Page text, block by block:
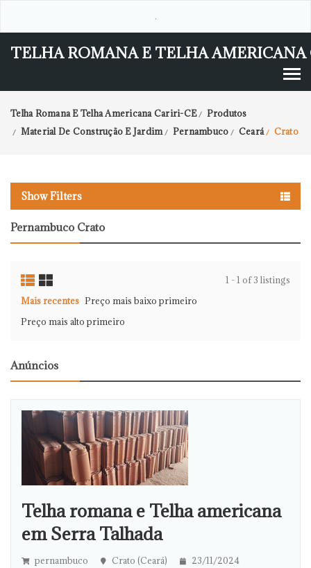
.
TELHA ROMANA E TELHA AMERICANA
Telha Romana E Telha Americana Cariri-CE / Produtos
/ Material De Construção E Jardim / Pernambuco / Ceará / Crato
Show Filters
Pernambuco Crato
1 - 1 of 3 listings
Mais recentes Preço mais baixo primeiro
Preço mais alto primeiro
Anúncios
Telha romana e Telha americana
em Serra Talhada
pernambuco Crato (Ceará) 23/11/2024